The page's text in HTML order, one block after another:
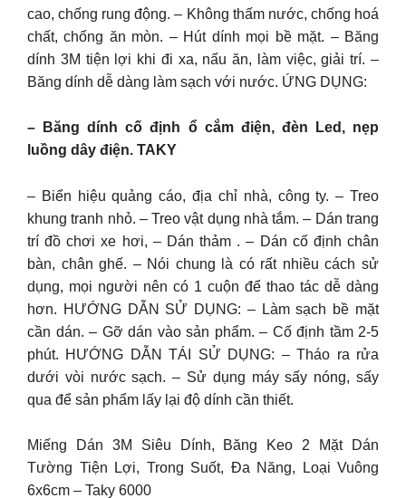
cao, chống rung động. – Không thấm nước, chống hoá
chất, chống ăn mòn. – Hút dính mọi bề mặt. – Băng
dính 3M tiện lợi khi đi xa, nấu ăn, làm việc, giải trí. –
Băng dính dễ dàng làm sạch với nước. ỨNG DỤNG:
– Băng dính cố định ổ cắm điện, đèn Led, nẹp
luồng dây điện. TAKY
– Biển hiệu quảng cáo, địa chỉ nhà, công ty. – Treo
khung tranh nhỏ. – Treo vật dụng nhà tắm. – Dán trang
trí đồ chơi xe hơi, – Dán thảm . – Dán cố định chân
bàn, chân ghế. – Nói chung là có rất nhiều cách sử
dụng, mọi người nên có 1 cuộn để thao tác dễ dàng
hơn. HƯỚNG DẪN SỬ DỤNG: – Làm sạch bề mặt
cần dán. – Gỡ dán vào sản phẩm. – Cố định tầm 2-5
phút. HƯỚNG DẪN TÁI SỬ DỤNG: – Tháo ra rửa
dưới vòi nước sạch. – Sử dụng máy sấy nóng, sấy
qua để sản phẩm lấy lại độ dính cần thiết.
Miếng Dán 3M Siêu Dính, Băng Keo 2 Mặt Dán
Tường Tiện Lợi, Trong Suốt, Đa Năng, Loại Vuông
6x6cm – Taky 6000